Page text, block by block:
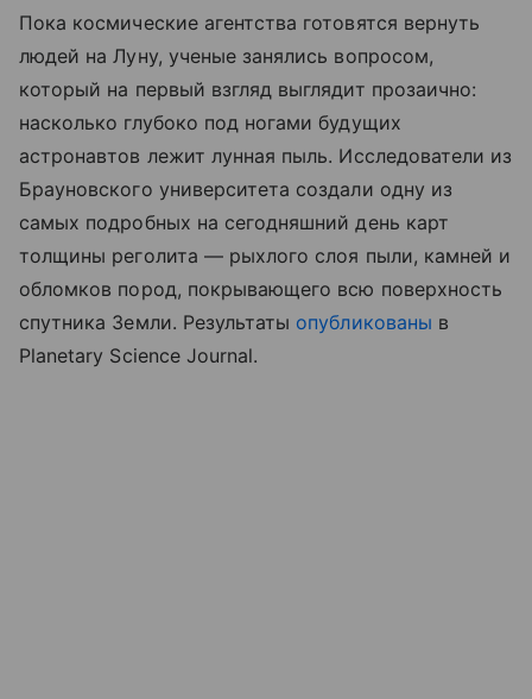
Пока космические агентства готовятся вернуть
людей на Луну, ученые занялись вопросом,
который на первый взгляд выглядит прозаично:
насколько глубоко под ногами будущих
астронавтов лежит лунная пыль. Исследователи из
Брауновского университета создали одну из
самых подробных на сегодняшний день карт
толщины реголита — рыхлого слоя пыли, камней и
обломков пород, покрывающего всю поверхность
спутника Земли. Результаты опубликованы в
Planetary Science Journal.